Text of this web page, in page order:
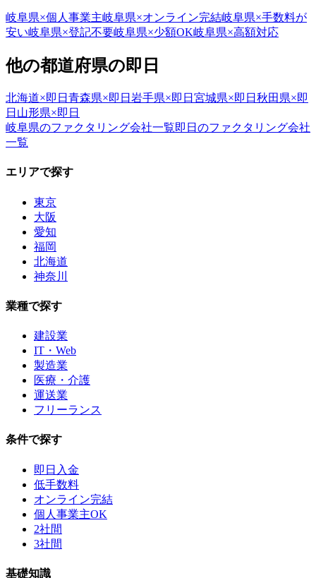
岐阜県×個人事業主岐阜県×オンライン完結岐阜県×手数料が
安い岐阜県×登記不要岐阜県×少額OK岐阜県×高額対応
他の都道府県の即日
北海道×即日 青森県×即日 岩手県×即日 宮城県×即日 秋田県×即
日 山形県×即日
岐阜県のファクタリング会社一覧即日 のファクタリング会社
一覧
エリアで探す
東京
大阪
愛知
福岡
北海道
神奈川
業種で探す
建設業
IT・Web
製造業
医療・介護
運送業
フリーランス
条件で探す
即日入金
低手数料
オンライン完結
個人事業主OK
2社間
3社間
基礎知識